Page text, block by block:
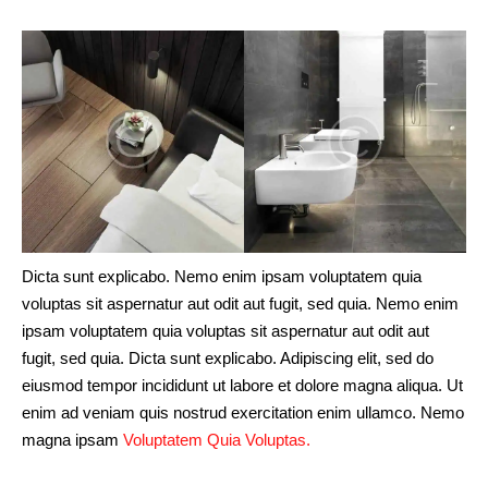
Dicta sunt explicabo. Nemo enim ipsam voluptatem quia
voluptas sit aspernatur aut odit aut fugit, sed quia. Nemo enim
ipsam voluptatem quia voluptas sit aspernatur aut odit aut
fugit, sed quia. Dicta sunt explicabo. Adipiscing elit, sed do
eiusmod tempor incididunt ut labore et dolore magna aliqua. Ut
enim ad veniam quis nostrud exercitation enim ullamco. Nemo
magna ipsam Voluptatem Quia Voluptas.